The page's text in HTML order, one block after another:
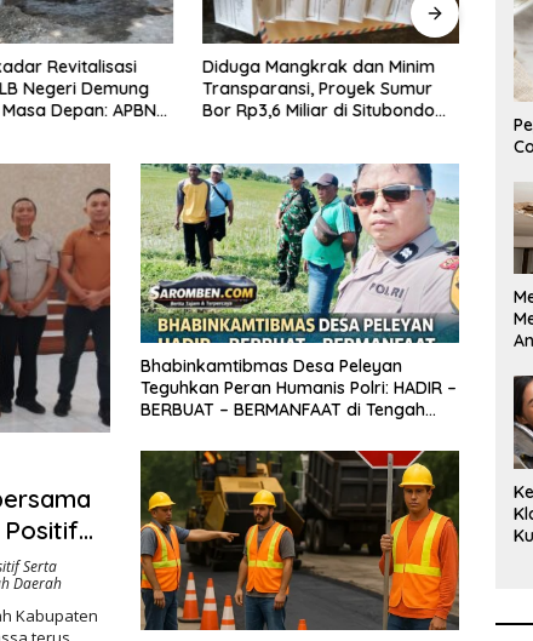
Revitalisasi
Negeri Demung
Depan: APBN
Kemandirian
Diduga Mangkrak dan Minim
Transparansi, Proyek Sumur
Bor Rp3,6 Miliar di Situbondo
Positif
Serta
Daerah
Kabupaten
Bhabinkamtibmas Desa Peleyan
Teguhkan Peran Humanis Polri: HADIR –
BERBUAT – BERMANFAAT di Tengah